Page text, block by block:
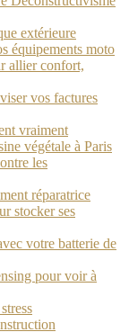
extérieure
équipements moto
allier confort,
vos factures
vraiment
végétale à Paris
les
réparatrice
stocker ses
votre batterie de
pour voir à